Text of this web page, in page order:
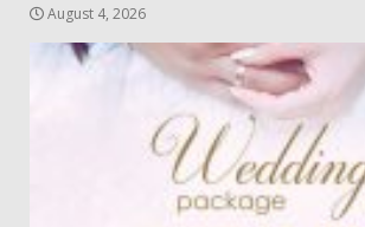
August 4, 2026